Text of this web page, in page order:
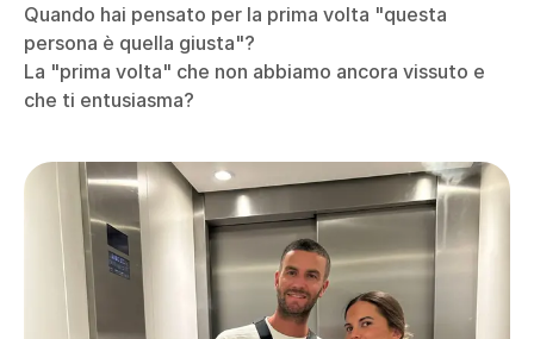
Quando hai pensato per la prima volta "questa
persona è quella giusta"?
La "prima volta" che non abbiamo ancora vissuto e
che ti entusiasma?